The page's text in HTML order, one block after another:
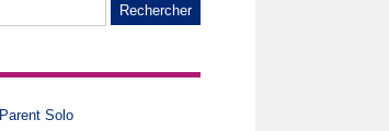
Parent Solo